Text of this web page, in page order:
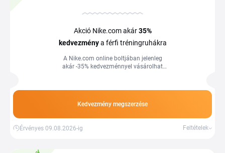
Akció Nike.com akár35%
kedvezménya férfi tréningruhákra
A Nike.com online boltjában jelenleg
akár -35% kedvezménnyel vásárolhat
Kedvezmény megszerzése
Érvényes 09.08.2026-ig Feltételek